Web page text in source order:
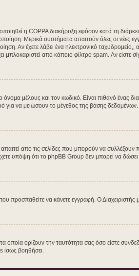
η COPPA διακήρυξη εφόσον κατά τη
Μερικά συστήματα απαιτούν όλες οι νέες
Αν έχετε λάβει ένα ηλεκτρονικό ταχυδρομείο,,
από κάποιο φίλτρο spam. Αν είστε
μέλους και τον κωδικό. Είναι πιθανό ένας
να μειώσουν το μέγεθος της βάσης
από τις σελίδες που μπορούν να
ότι το phpBB Group δεν μπορεί να δώσει
προσπαθείτε να κάνετε εγγραφή. Ο Διαχειριστής
ορίζουν την ταυτότητα σας όσο είστε
ίσως βοηθήσει.